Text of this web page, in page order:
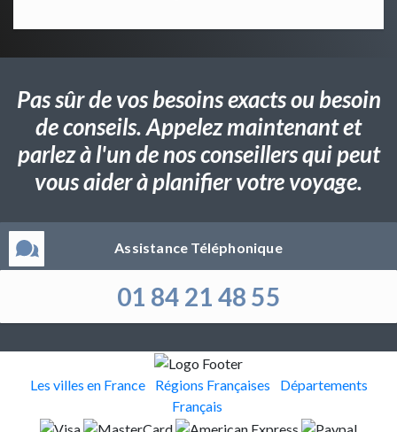
Pas sûr de vos besoins exacts ou besoin
de conseils. Appelez maintenant et
parlez à l'un de nos conseillers qui peut
vous aider à planifier votre voyage.
Assistance Téléphonique
01 84 21 48 55
Les villes en France Régions Françaises
Départements
Français